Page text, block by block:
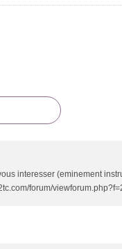
interesser (eminement
forum/